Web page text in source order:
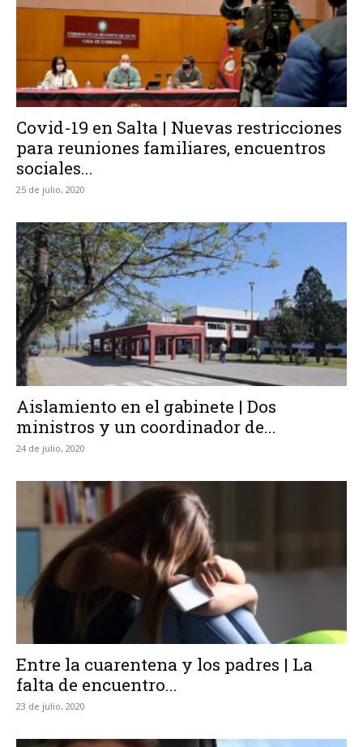
Covid-19 en Salta | Nuevas restricciones
para reuniones familiares, encuentros
sociales...
25 de julio, 2020
Aislamiento en el gabinete | Dos
ministros y un coordinador de...
24 de julio, 2020
Entre la cuarentena y los padres | La
falta de encuentro...
23 de julio, 2020